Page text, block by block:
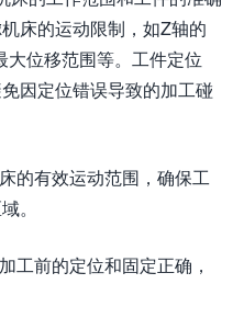
床的运动限制，如Z轴的
位移范围等。工件定位
因定位错误导致的加工碰
的有效运动范围，确保工
。
工前的定位和固定正确，